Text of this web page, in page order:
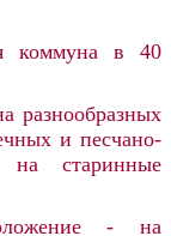
коммуна в 40
разнообразных
и песчано-
старинные
- на